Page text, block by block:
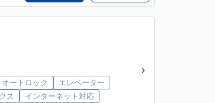
オートロック
エレベーター
ス
インターネット対応